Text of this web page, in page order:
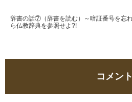
辞書の話⑦（辞書を読む）～暗証番号を忘
ら仏教辞典を参照せよ?!
コメント